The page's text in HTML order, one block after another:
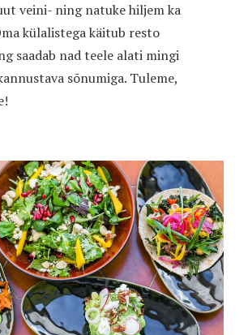
veini- ning natuke hiljem ka
külalistega käitub resto
saadab nad teele alati mingi
sõnumiga. Tuleme,